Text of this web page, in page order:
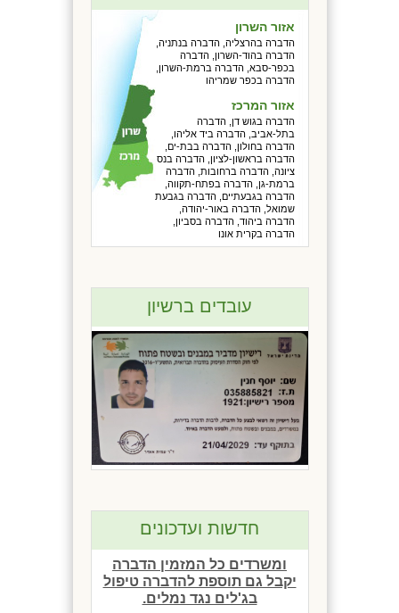
אזור השרון
הדברה בהרצליה, הדברה בנתניה,
הדברה בהוד-השרון, הדברה
בכפר-סבא, הדברה ברמת-השרון,
הדברה בכפר שמריהו
אזור המרכז
הדברה בגוש דן, הדברה
בתל-אביב, הדברה ביד אליהו,
הדברה בחולון, הדברה בבת-ים,
הדברה בראשון-לציון, הדברה בנס
ציונה, הדברה ברחובות, הדברה
ברמת-גן, הדברה בפתח-תקווה,
הדברה בגבעתיים, הדברה בגבעת
שמואל, הדברה באור-יהודה,
הדברה ביהוד, הדברה בסביון,
הדברה בקרית אונו
עובדים ברשיון
חדשות ועדכונים
מבצע לבתים משותפים
ומשרדים כל המזמין הדברה
יקבל גם תוספת להדברה טיפול